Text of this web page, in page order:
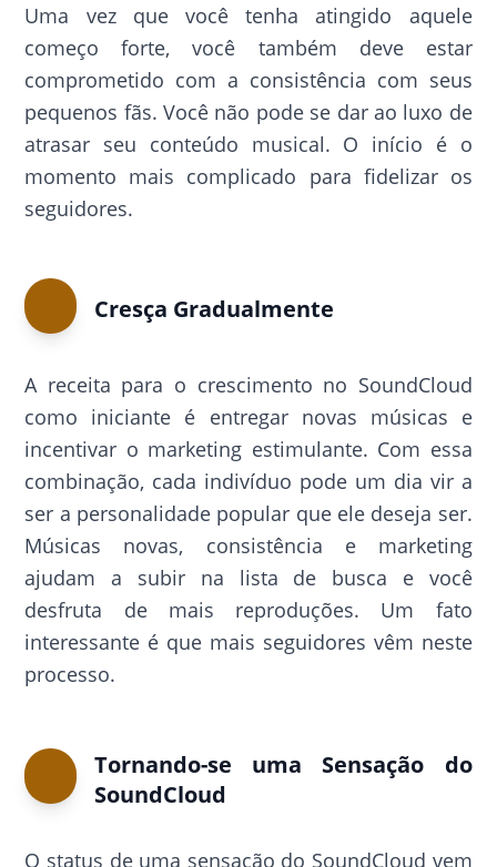
Uma vez que você tenha atingido aquele
começo forte, você também deve estar
comprometido com a consistência com seus
pequenos fãs. Você não pode se dar ao luxo de
atrasar seu conteúdo musical. O início é o
momento mais complicado para fidelizar os
seguidores.
Cresça Gradualmente
A receita para o crescimento no SoundCloud
como iniciante é entregar novas músicas e
incentivar o marketing estimulante. Com essa
combinação, cada indivíduo pode um dia vir a
ser a personalidade popular que ele deseja ser.
Músicas novas, consistência e marketing
ajudam a subir na lista de busca e você
desfruta de mais reproduções. Um fato
interessante é que mais seguidores vêm neste
processo.
Tornando-se uma Sensação do
SoundCloud
O status de uma sensação do SoundCloud vem